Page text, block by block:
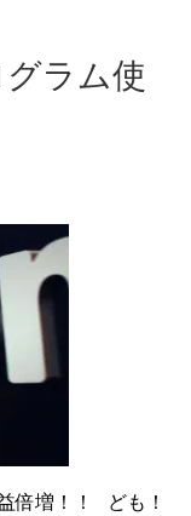
ラム使
倍増！！ ども！